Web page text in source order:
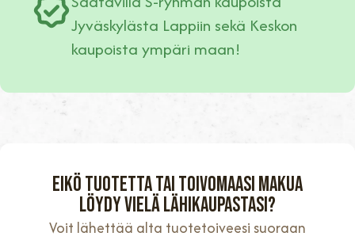
Jyväskylästa Lappiin sekä Keskon
kaupoista ympäri maan!
Eikö tuotetta tai toivomaasi makua
löydy vielä lähikaupastasi?
Voit lähettää alta tuotetoiveesi suoraan